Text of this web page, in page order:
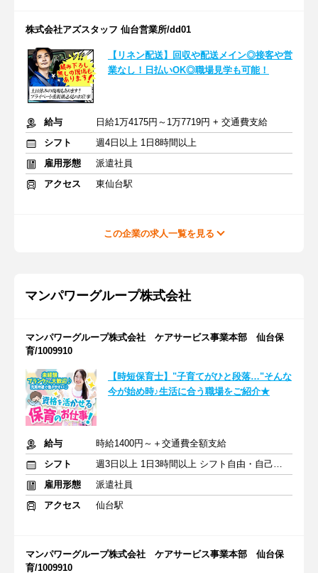
株式会社アズスタッフ 仙台営業所/dd01
【リネン配送】回収や配送メイン◎接客や営
業なし！日払いOK◎職場見学も可能！
給与
日給1万4175円～1万7719円 + 交通費支給
シフト
週4日以上 1日8時間以上
雇用形態
派遣社員
アクセス
東仙台駅
この企業の求人一覧を見る
マンパワーグループ株式会社
マンパワーグループ株式会社 ケアサービス事業本部 仙台保
育/1009910
【時短保育士】"子育てがひと段落…"そんな
今が始め時♪生活に合う職場をご紹介★
給与
時給1400円～＋交通費全額支給
シフト
週3日以上 1日3時間以上 シフト自由・自己申告
雇用形態
派遣社員
アクセス
仙台駅
マンパワーグループ株式会社 ケアサービス事業本部 仙台保
育/1009910